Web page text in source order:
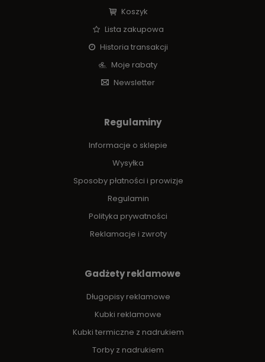
Koszyk
Lista zakupowa
Historia transakcji
Moje rabaty
Newsletter
Regulaminy
Informacje o sklepie
Wysyłka
Sposoby płatności i prowizje
Regulamin
Polityka prywatności
Reklamacje i zwroty
Gadżety reklamowe
Długopisy reklamowe
Kubki reklamowe
Kubki termiczne z nadrukiem
Torby z nadrukiem